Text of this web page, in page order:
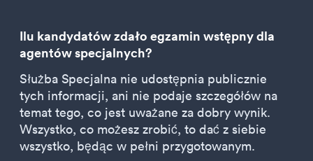
Ilu kandydatów zdało egzamin wstępny dla
agentów specjalnych?
Służba Specjalna nie udostępnia publicznie
tych informacji, ani nie podaje szczegółów na
temat tego, co jest uważane za dobry wynik.
Wszystko, co możesz zrobić, to dać z siebie
wszystko, będąc w pełni przygotowanym.